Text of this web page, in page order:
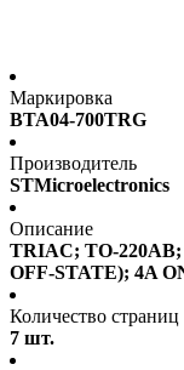
Маркировка
BTA04-700TRG
Производитель
STMicroelectronics
Описание
TRIAC; TO-
OFF-STATE); 4A
Количество страниц
7 шт.